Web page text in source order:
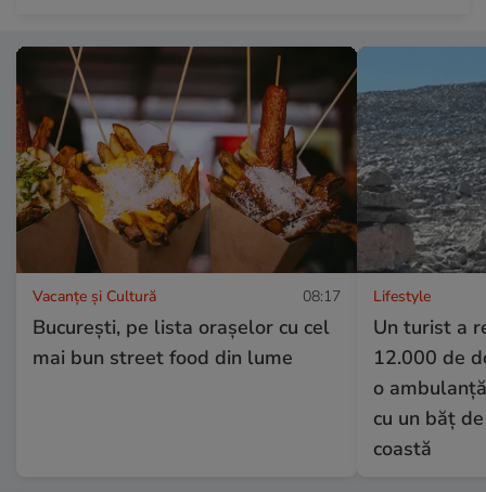
Vacanțe și Cultură 08:17
București, pe lista orașelor cu cel
mai bun street food din lume
Lifestyle
Un turist a
12.000 de
o
cu un băț
coastă